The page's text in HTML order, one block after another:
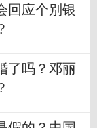
回应个别银
了吗？邓丽